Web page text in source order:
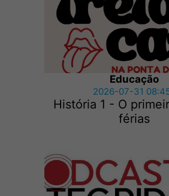
Educação
2026-07-31
História 1 - O
férias